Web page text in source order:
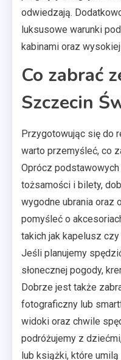
odwiedzają.
luksusowe warunki
kabinami oraz
Co zabrać
Szczecin
Przygotowując się do
warto przemyśleć, co
Oprócz
tożsamości i bilety,
wygodne ubrania oraz
pomyśleć o
takich jak kapelusz
Jeśli planujemy
słonecznej pogody,
Dobrze jest także
fotograficzny lub
widoki oraz chwile
podróżujemy z
lub książki, które